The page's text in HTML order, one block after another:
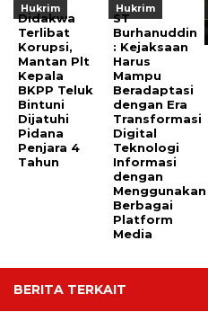
Hukrim
Didakwa
Terlibat
Korupsi,
Mantan Plt
Kepala
BKPP Teluk
Bintuni
Dijatuhi
Pidana
Penjara 4
Tahun
Hukrim
ST
Burhanuddin
: Kejaksaan
Harus
Mampu
Beradaptasi
dengan Era
Transformasi
Digital
Teknologi
Informasi
dengan
Menggunakan
Berbagai
Platform
Media
BERITA TERKAIT